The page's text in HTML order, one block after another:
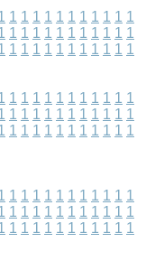
1 1 1 1 1 1 1 1 1 1 1
1 1 1 1 1 1 1 1 1 1 1
1 1 1 1 1 1 1 1 1 1 1
1 1 1 1 1 1 1 1 1 1 1
1 1 1 1 1 1 1 1 1 1 1
1 1 1 1 1 1 1 1 1 1 1
1 1 1 1 1 1 1 1 1 1 1
1 1 1 1 1 1 1 1 1 1 1
1 1 1 1 1 1 1 1 1 1 1